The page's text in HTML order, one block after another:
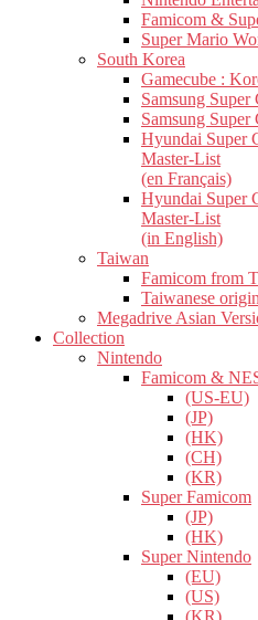
Famicom &
Super Mario
South Korea
Gamecube :
Samsung
Samsung
Hyundai Super
Master-List
(en Français)
Hyundai Super
Master-List
(in English)
Taiwan
Famicom from
Taiwanese
Megadrive Asian
Collection
Nintendo
Famicom &
(US-EU)
(JP)
(HK)
(CH)
(KR)
Super Famicom
(JP)
(HK)
Super Nintendo
(EU)
(US)